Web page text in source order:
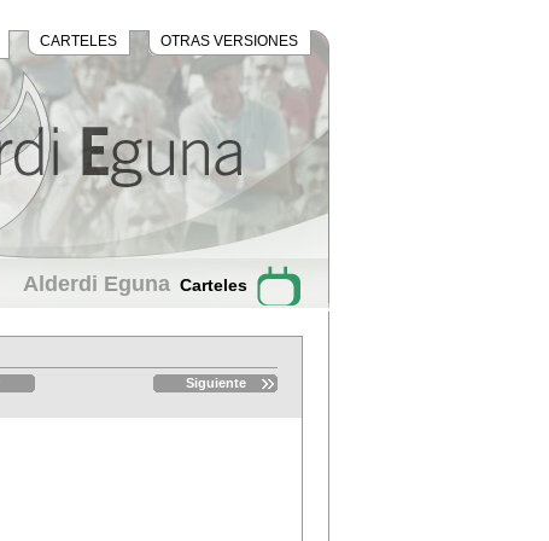
OTRAS VERSIONES
CARTELES
Alderdi Eguna Carteles
Siguiente